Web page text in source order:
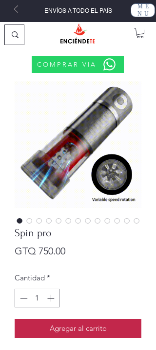
ME
NU
ENVÍOS A TODO EL PAÍS
COMPRAR VIA
Spin pro
GTQ 750.00Precio
Cantidad *
Agregar al carrito